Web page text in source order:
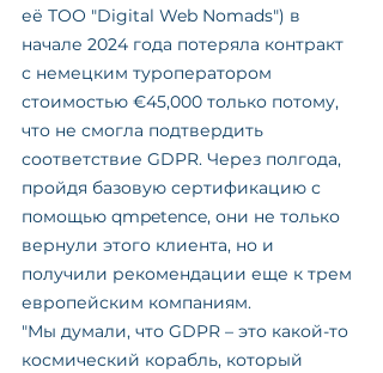
её ТОО "Digital Web Nomads") в
начале 2024 года потеряла контракт
с немецким туроператором
стоимостью €45,000 только потому,
что не смогла подтвердить
соответствие GDPR. Через полгода,
пройдя базовую сертификацию с
помощью qmpetence, они не только
вернули этого клиента, но и
получили рекомендации еще к трем
европейским компаниям.
"Мы думали, что GDPR – это какой-то
космический корабль, который